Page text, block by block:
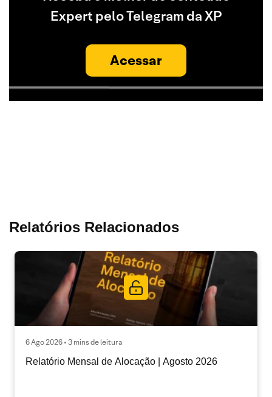
Expert pelo Telegram da XP
Acessar
Relatórios Relacionados
6 Ago 2026 • 3 mins de leitura
Relatório Mensal de Alocação | Agosto 2026